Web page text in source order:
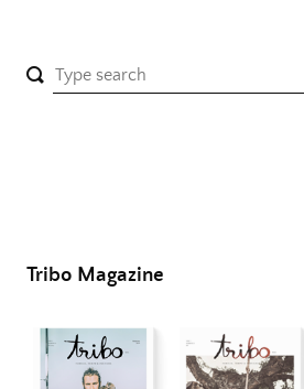
Tribo Magazine